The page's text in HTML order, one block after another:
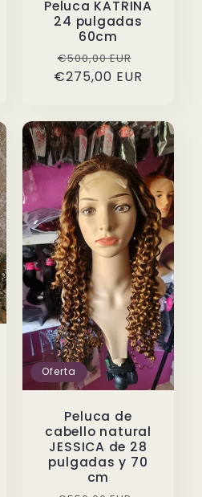
Peluca KATRINA
24 pulgadas
60cm
Precio
habitual
€500,00 EURPrecio
de
€275,00 EUR
Oferta
Peluca de
cabello natural
JESSICA de 28
pulgadas y 70
cm